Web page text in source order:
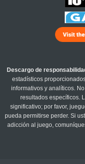
Descargo de
estadísticos
informativos y analíticos.
resultados específicos.
significativo; por favor,
pueda permitirse perder. Si
adicción al juego,